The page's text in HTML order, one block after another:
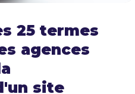
25 termes
agences
site